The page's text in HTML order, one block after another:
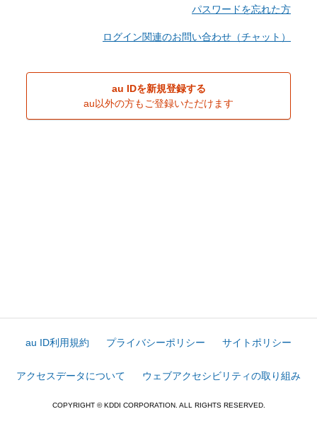
パスワードを忘れた方
ログイン関連のお問い合わせ（チャット）
au IDを新規登録する
au以外の方もご登録いただけます
au ID利用規約 プライバシーポリシー サイトポリシー
アクセスデータについて ウェブアクセシビリティの取り組み
COPYRIGHT © KDDI CORPORATION. ALL RIGHTS RESERVED.